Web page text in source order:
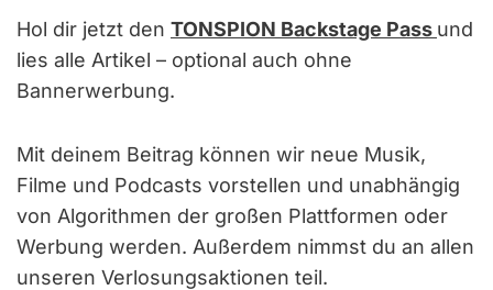
Hol dir jetzt den TONSPION Backstage Pass und
lies alle Artikel – optional auch ohne
Bannerwerbung.
Mit deinem Beitrag können wir neue Musik,
Filme und Podcasts vorstellen und unabhängig
von Algorithmen der großen Plattformen oder
Werbung werden. Außerdem nimmst du an allen
unseren Verlosungsaktionen teil.